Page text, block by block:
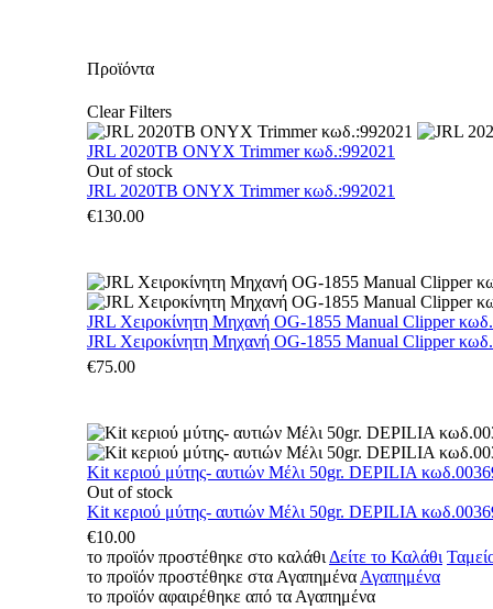
Προϊόντα
Clear Filters
JRL 2020TB ONYX Trimmer κωδ.:992021
Out of stock
JRL 2020TB ONYX Trimmer κωδ.:992021
€130.00
JRL Χειροκίνητη Μηχανή OG-1855 Manual Clipper
JRL Χειροκίνητη Μηχανή OG-1855 Manual Clipper
€75.00
Kit κεριού μύτης- αυτιών Μέλι 50gr. DEPILIA
Out of stock
Kit κεριού μύτης- αυτιών Μέλι 50gr. DEPILIA
€10.00
το προϊόν προστέθηκε στο καλάθι Δείτε το Καλάθι
το προϊόν προστέθηκε στα Αγαπημένα Αγαπημένα
το προϊόν αφαιρέθηκε από τα Αγαπημένα